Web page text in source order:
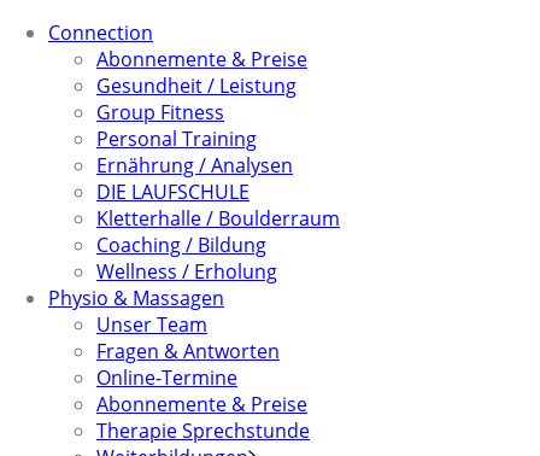
Connection
Abonnemente & Preise
Gesundheit / Leistung
Group Fitness
Personal Training
Ernährung / Analysen
DIE LAUFSCHULE
Kletterhalle / Boulderraum
Coaching / Bildung
Wellness / Erholung
Physio & Massagen
Unser Team
Fragen & Antworten
Online-Termine
Abonnemente & Preise
Therapie Sprechstunde